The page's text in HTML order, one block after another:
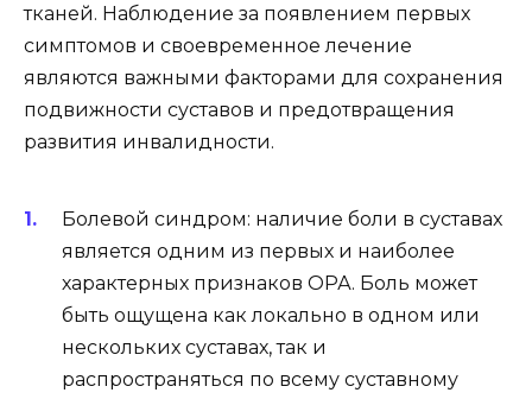
тканей. Наблюдение за появлением первых
симптомов и своевременное лечение
являются важными факторами для сохранения
подвижности суставов и предотвращения
развития инвалидности.
Болевой синдром: наличие боли в суставах
является одним из первых и наиболее
характерных признаков ОРА. Боль может
быть ощущена как локально в одном или
нескольких суставах, так и
распространяться по всему суставному